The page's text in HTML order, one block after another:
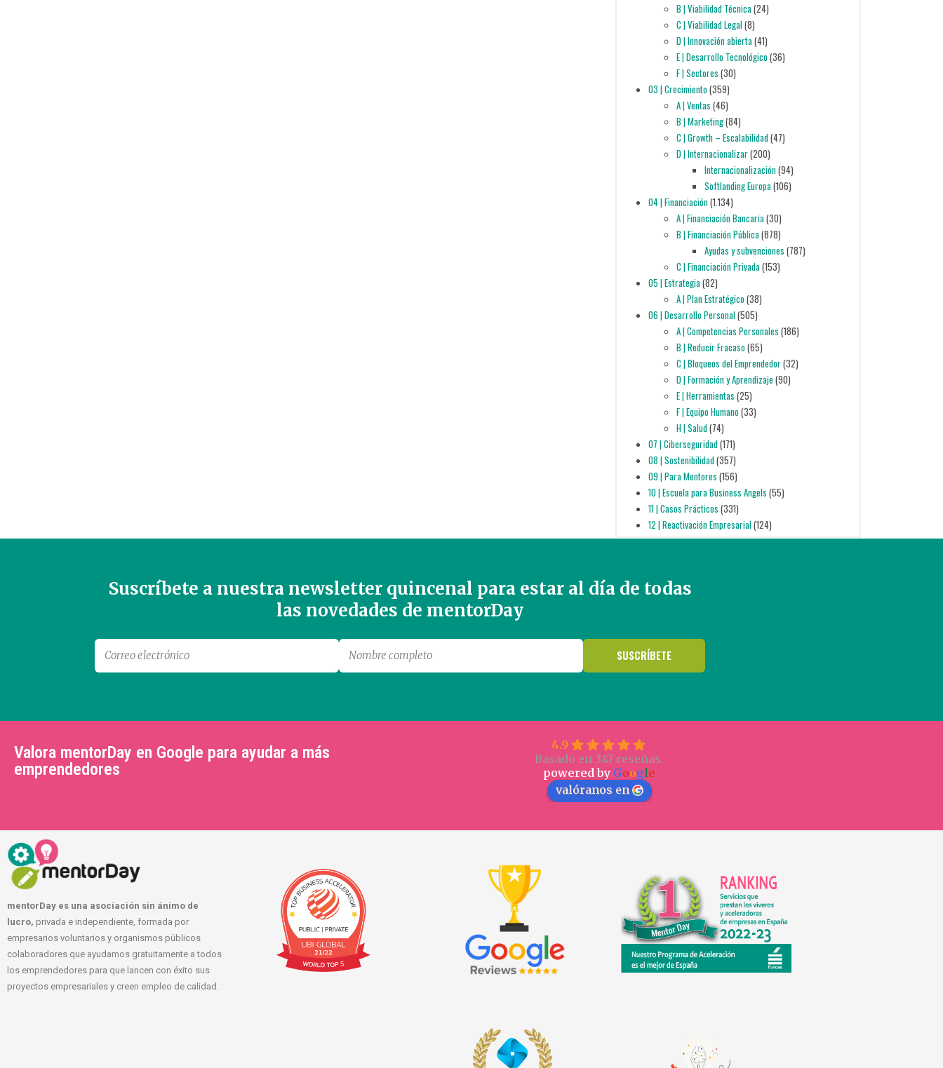
B | Viabilidad Técnica(24)
C | Viabilidad Legal(8)
D | Innovación abierta(41)
E | Desarrollo Tecnológico(36)
F | Sectores (30)
03 | Crecimiento(359)
A | Ventas (46)
B | Marketing(84)
C | Growth – Escalabilidad(47)
D | Internacionalizar(200)
Internacionalización(94)
Softlanding Europa(106)
04 | Financiación(1.134)
A | Financiación Bancaria(30)
B | Financiación Pública(878)
Ayudas y subvenciones (787)
C | Financiación Privada(153)
05 | Estrategia(82)
A | Plan Estratégico(38)
06 | Desarrollo Personal(505)
A | Competencias Personales (186)
B | Reducir Fracaso(65)
C | Bloqueos del Emprendedor(32)
D | Formación y Aprendizaje (90)
E | Herramientas (25)
F | Equipo Humano(33)
H | Salud(74)
07 | Ciberseguridad(171)
08 | Sostenibilidad(357)
09 | Para Mentores (156)
10 | Escuela para Business Angels (55)
11 | Casos Prácticos (331)
12 | Reactivación Empresarial(124)
Suscríbete a nuestra newsletter quincenal para estar al día de todas
las novedades de mentorDay
Valora mentorDay en Google para ayudar a más
emprendedores
4.9
Basado en 347 reseñas.
powered by Google
valóranos en
mentorDay es una asociación sin ánimo de
lucro, privada e independiente, formada por
empresarios voluntarios y organismos públicos
colaboradores que ayudamos gratuitamente a todos
los emprendedores para que lancen con éxito sus
proyectos empresariales y creen empleo de calidad.